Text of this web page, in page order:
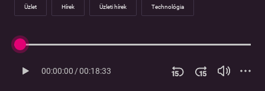
Üzlet Hírek Üzleti hírek Technológia
00:00:00/00:18:33